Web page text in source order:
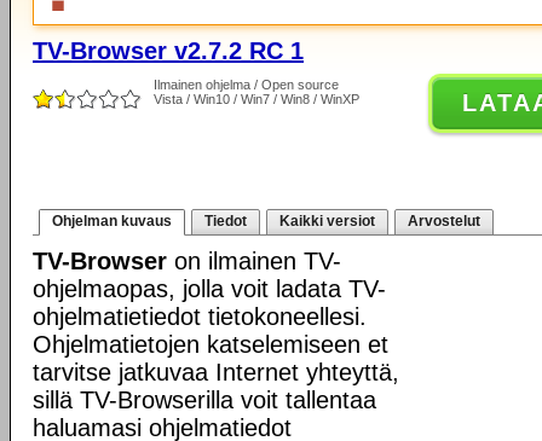
TV-Browser v2.7.2 RC 1
Ilmainen ohjelma / Open source
Vista / Win10 / Win7 / Win8 / WinXP
Ohjelman kuvaus Tiedot Kaikki versiot Arvostelut
TV-Browser on ilmainen TV-
ohjelmaopas, jolla voit ladata TV-
ohjelmatietiedot tietokoneellesi.
Ohjelmatietojen katselemiseen et
tarvitse jatkuvaa Internet yhteyttä,
sillä TV-Browserilla voit tallentaa
haluamasi ohjelmatiedot